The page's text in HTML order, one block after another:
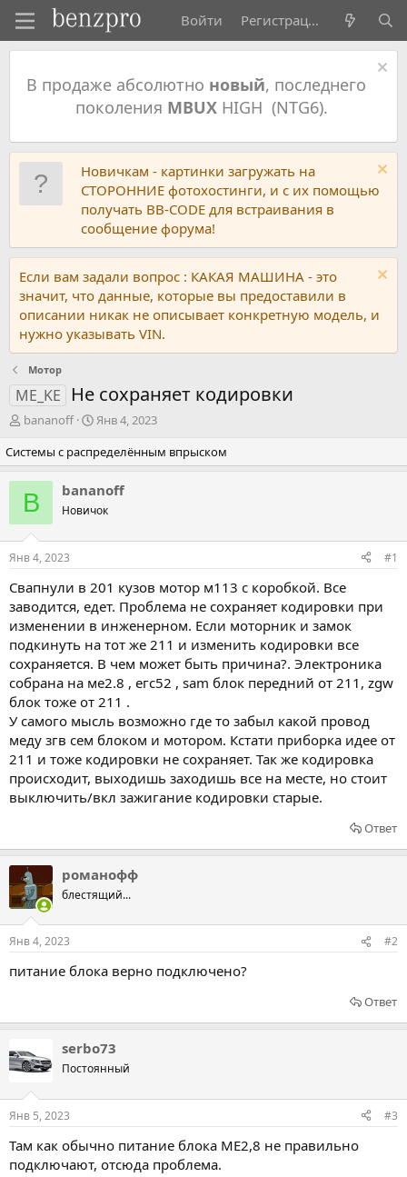
Войти Регистрация
В продаже абсолютно новый, последнего
поколения MBUXHIGH (NTG6).
Новичкам - картинки загружать на
СТОРОННИЕ фотохостинги, и с их помощью
получать BB-CODE для встраивания в
сообщение форума!
Если вам задали вопрос : КАКАЯ МАШИНА - это
значит, что данные, которые вы предоставили в
описании никак не описывает конкретную модель, и
нужно указывать VIN.
Мотор
ME_KE Не сохраняет кодировки
А
т
о
р
т
е
м
bananoff
Д
т
а
н
а
ч
а
Янв 4, 2023
Системы с распределённым впрыском
B bananoff
Новичок
Янв 4, 2023 #1
Свапнули в 201 кузов мотор м113 с коробкой. Все
заводится, едет. Проблема не сохраняет кодировки при
изменении в инженерном. Если моторник и замок
подкинуть на тот же 211 и изменить кодировки все
сохраняется. В чем может быть причина?. Электроника
собрана на ме2.8 , егс52 , sam блок передний от 211, zgw
блок тоже от 211 .
У самого мысль возможно где то забыл какой провод
меду згв сем блоком и мотором. Кстати приборка идее от
211 и тоже кодировки не сохраняет. Так же кодировка
происходит, выходишь заходишь все на месте, но стоит
выключить/вкл зажигание кодировки старые.
Ответ
романофф
блестящий...
Янв 4, 2023 #2
питание блока верно подключено?
Ответ
serbo73
Постоянный
Янв 5, 2023 #3
Там как обычно питание блока МЕ2,8 не правильно
подключают, отсюда проблема.